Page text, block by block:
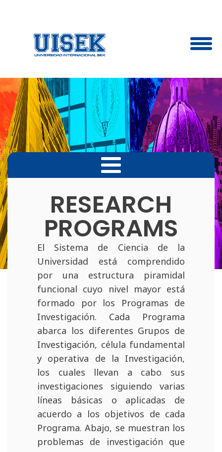
RESEARCH
PROGRAMS
El Sistema de Ciencia de la
Universidad está comprendido
por una estructura piramidal
funcional cuyo nivel mayor está
formado por los Programas de
Investigación. Cada Programa
abarca los diferentes Grupos de
Investigación, célula fundamental
y operativa de la Investigación,
los cuales llevan a cabo sus
investigaciones siguiendo varias
líneas básicas o aplicadas de
acuerdo a los objetivos de cada
Programa. Abajo, se muestran los
problemas de investigación que